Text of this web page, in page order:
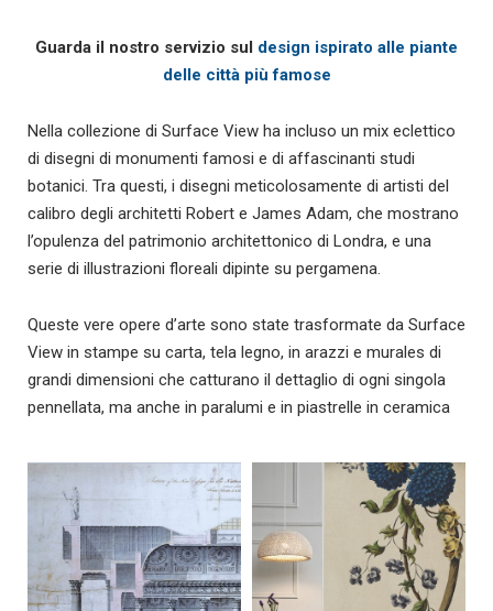
Guarda il nostro servizio sul design ispirato alle piante
delle città più famose
Nella collezione di Surface View ha incluso un mix eclettico
di disegni di monumenti famosi e di affascinanti studi
botanici. Tra questi, i disegni meticolosamente di artisti del
calibro degli architetti Robert e James Adam, che mostrano
l’opulenza del patrimonio architettonico di Londra, e una
serie di illustrazioni floreali dipinte su pergamena.
Queste vere opere d’arte sono state trasformate da Surface
View in stampe su carta, tela legno, in arazzi e murales di
grandi dimensioni che catturano il dettaglio di ogni singola
pennellata, ma anche in paralumi e in piastrelle in ceramica